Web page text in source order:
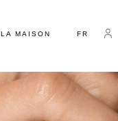
LA MAISON FR